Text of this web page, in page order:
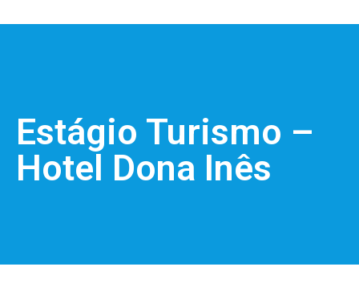
Estágio Turismo –
Hotel Dona Inês